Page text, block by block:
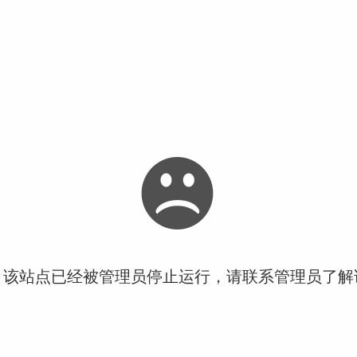
站点已经被管理员停止运行，请联系管理员了